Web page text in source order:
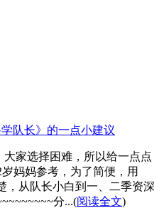
队长》的一点小建议
家选择困难，所以给一点点
妈妈参考，为了简便，用
，从队长小白到一、二季资深
分...(阅读全文)